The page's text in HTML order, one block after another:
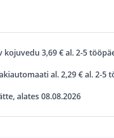
kojuvedu 3,69 € al. 2-5
al. 2,29 € al. 2-5
alates 08.08.2026